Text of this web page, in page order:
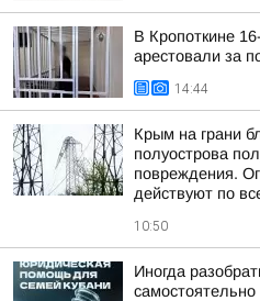
В Кропоткине
арестовали за
14:44
Крым на грани
полуострова
повреждения.
действуют по
10:50
Иногда